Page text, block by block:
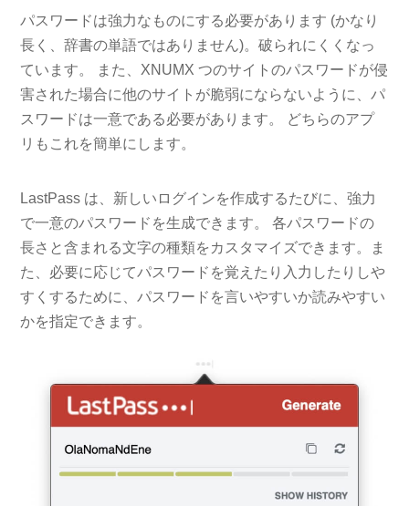
パスワードは強力なものにする必要があります (かなり
長く、辞書の単語ではありません)。破られにくくなっ
ています。 また、XNUMX つのサイトのパスワードが侵
害された場合に他のサイトが脆弱にならないように、パ
スワードは一意である必要があります。 どちらのアプ
リもこれを簡単にします。
LastPass は、新しいログインを作成するたびに、強力
で一意のパスワードを生成できます。 各パスワードの
長さと含まれる文字の種類をカスタマイズできます。ま
た、必要に応じてパスワードを覚えたり入力したりしや
すくするために、パスワードを言いやすいか読みやすい
かを指定できます。